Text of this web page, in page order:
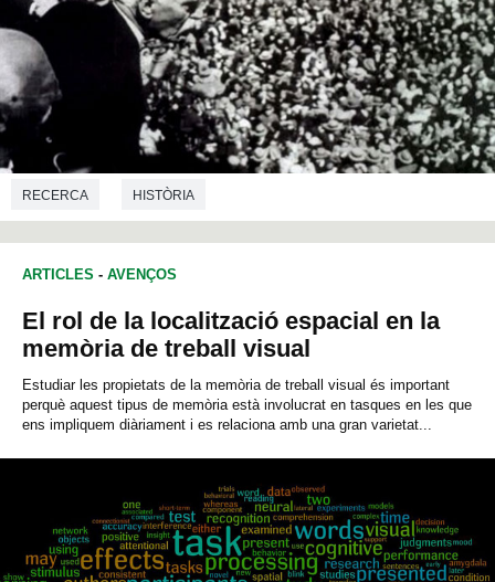
RECERCA HISTÒRIA
ARTICLES - AVENÇOS
El rol de la localització espacial en la
memòria de treball visual
Estudiar les propietats de la memòria de treball visual és important
perquè aquest tipus de memòria està involucrat en tasques en les que
ens impliquem diàriament i es relaciona amb una gran varietat...